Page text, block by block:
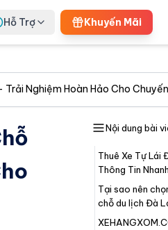
Hỗ Trợ Khuyến Mãi
Nghiệm Hoàn Hảo Cho
Nội dung bài
Thuê Xe Tự Lái
Thông Tin
Tại sao nên
chỗ du lịch Đà